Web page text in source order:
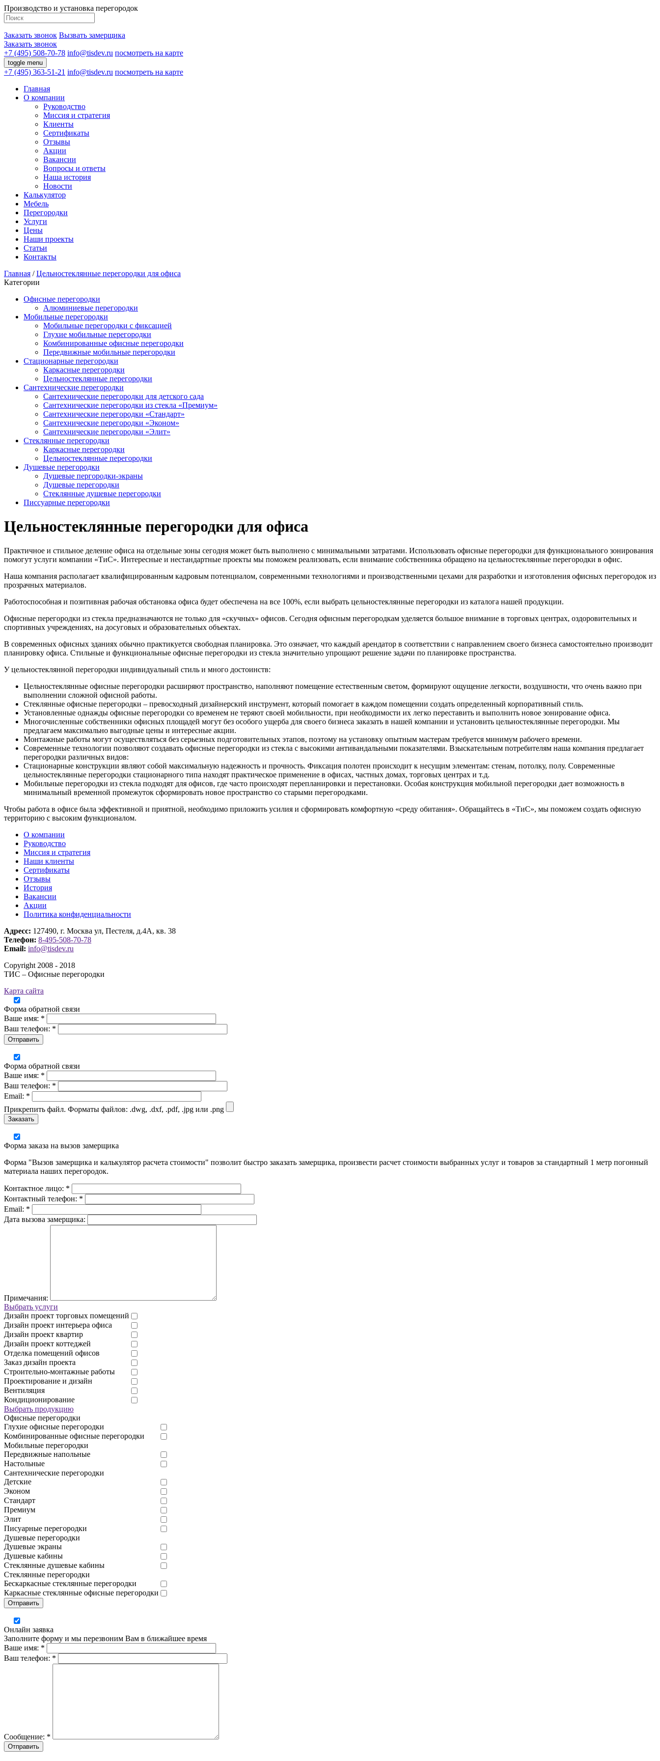
Производство и установка перегородок
Заказать звонок Вызвать замерщика
Заказать звонок
+7 (495) 508-70-78 info@tisdev.ru посмотреть на карте
toggle menu
+7 (495) 363-51-21 info@tisdev.ru посмотреть на карте
Главная
О компании
Руководство
Миссия и стратегия
Клиенты
Сертификаты
Отзывы
Акции
Вакансии
Вопросы и ответы
Наша история
Новости
Калькулятор
Мебель
Перегородки
Услуги
Цены
Наши проекты
Статьи
Контакты
Главная /Цельностеклянные перегородки для офиса
Категории
Офисные перегородки
Алюминиевые перегородки
Мобильные перегородки
Мобильные перегородки с фиксацией
Глухие мобильные перегородки
Комбинированные офисные перегородки
Передвижные мобильные перегородки
Стационарные перегородки
Каркасные перегородки
Цельностеклянные перегородки
Сантехнические перегородки
Сантехнические перегородки для детского сада
Сантехнические перегородки из стекла «Премиум»
Сантехнические перегородки «Стандарт»
Сантехнические перегородки «Эконом»
Сантехнические перегородки «Элит»
Стеклянные перегородки
Каркасные перегородки
Цельностеклянные перегородки
Душевые перегородки
Душевые пергородки-экраны
Душевые перегородки
Стеклянные душевые перегородки
Писсуарные перегородки
Цельностеклянные перегородки для офиса
Практичное и стильное деление офиса на отдельные зоны сегодня может быть выполнено с минимальными затратами. Использовать офисные перегородки для функционального зонирования
помогут услуги компании «ТиС». Интересные и нестандартные проекты мы поможем реализовать, если внимание собственника обращено на цельностеклянные перегородки в офис.
Наша компания располагает квалифицированным кадровым потенциалом, современными технологиями и производственными цехами для разработки и изготовления офисных перегородок из
прозрачных материалов.
Работоспособная и позитивная рабочая обстановка офиса будет обеспечена на все 100%, если выбрать цельностеклянные перегородки из каталога нашей продукции.
Офисные перегородки из стекла предназначаются не только для «скучных» офисов. Сегодня офисным перегородкам уделяется большое внимание в торговых центрах, оздоровительных и
спортивных учреждениях, на досуговых и образовательных объектах.
В современных офисных зданиях обычно практикуется свободная планировка. Это означает, что каждый арендатор в соответствии с направлением своего бизнеса самостоятельно производит
планировку офиса. Стильные и функциональные офисные перегородки из стекла значительно упрощают решение задачи по планировке пространства.
У цельностеклянной перегородки индивидуальный стиль и много достоинств:
Цельностеклянные офисные перегородки расширяют пространство, наполняют помещение естественным светом, формируют ощущение легкости, воздушности, что очень важно при
выполнении сложной офисной работы.
Стеклянные офисные перегородки – превосходный дизайнерский инструмент, который помогает в каждом помещении создать определенный корпоративный стиль.
Установленные однажды офисные перегородки со временем не теряют своей мобильности, при необходимости их легко переставить и выполнить новое зонирование офиса.
Многочисленные собственники офисных площадей могут без особого ущерба для своего бизнеса заказать в нашей компании и установить цельностеклянные перегородки. Мы
предлагаем максимально выгодные цены и интересные акции.
Монтажные работы могут осуществляться без серьезных подготовительных этапов, поэтому на установку опытным мастерам требуется минимум рабочего времени.
Современные технологии позволяют создавать офисные перегородки из стекла с высокими антивандальными показателями. Взыскательным потребителям наша компания предлагает
перегородки различных видов:
Стационарные конструкции являют собой максимальную надежность и прочность. Фиксация полотен происходит к несущим элементам: стенам, потолку, полу. Современные
цельностеклянные перегородки стационарного типа находят практическое применение в офисах, частных домах, торговых центрах и т.д.
Мобильные перегородки из стекла подходят для офисов, где часто происходят перепланировки и перестановки. Особая конструкция мобильной перегородки дает возможность в
минимальный временной промежуток сформировать новое пространство со старыми перегородками.
Чтобы работа в офисе была эффективной и приятной, необходимо приложить усилия и сформировать комфортную «среду обитания». Обращайтесь в «ТиС», мы поможем создать офисную
территорию с высоким функционалом.
О компании
Руководство
Миссия и стратегия
Наши клиенты
Сертификаты
Отзывы
История
Вакансии
Акции
Политика конфиденциальности
Адресс: 127490, г. Москва ул, Пестеля, д.4А, кв. 38
Телефон: 8-495-508-70-78
Email: info@tisdev.ru
Copyright 2008 - 2018
ТИС – Офисные перегородки
Карта сайта
Форма обратной связи
Ваше имя: *
Ваш телефон: *
Отправить
Форма обратной связи
Ваше имя: *
Ваш телефон: *
Email: *
Прикрепить файл. Форматы файлов: .dwg, .dxf, .pdf, .jpg или .png
Заказать
Форма заказа на вызов замерщика
Форма "Вызов замерщика и калькулятор расчета стоимости" позволит быстро заказать замерщика, произвести расчет стоимости выбранных услуг и товаров за стандартный 1 метр погонный
материала наших перегородок.
Контактное лицо: *
Контактный телефон: *
Email: *
Дата вызова замерщика:
Примечания:
Выбрать услуги
Дизайн проект торговых помещений
Дизайн проект интерьера офиса
Дизайн проект квартир
Дизайн проект коттеджей
Отделка помещений офисов
Заказ дизайн проекта
Строительно-монтажные работы
Проектирование и дизайн
Вентиляция
Кондиционирование
Выбрать продукцию
Офисные перегородки
Глухие офисные перегородки
Комбинированные офисные перегородки
Мобильные перегородки
Передвижные напольные
Настольные
Сантехнические перегородки
Детские
Эконом
Стандарт
Премиум
Элит
Писуарные перегородки
Душевые перегородки
Душевые экраны
Душевые кабины
Стеклянные душевые кабины
Cтеклянные перегородки
Бескаркасные стеклянные перегородки
Каркасные стеклянные офисные перегородки
Отправить
Онлайн заявка
Заполните форму и мы перезвоним Вам в ближайшее время
Ваше имя: *
Ваш телефон: *
Сообщение: *
Отправить